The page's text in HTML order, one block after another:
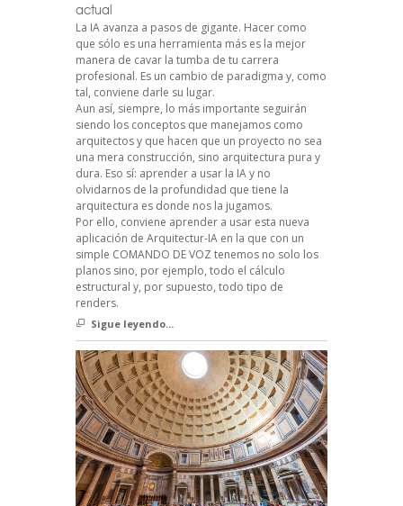
actual
La IA avanza a pasos de gigante. Hacer como
que sólo es una herramienta más es la mejor
manera de cavar la tumba de tu carrera
profesional. Es un cambio de paradigma y, como
tal, conviene darle su lugar.
Aun así, siempre, lo más importante seguirán
siendo los conceptos que manejamos como
arquitectos y que hacen que un proyecto no sea
una mera construcción, sino arquitectura pura y
dura. Eso sí: aprender a usar la IA y no
olvidarnos de la profundidad que tiene la
arquitectura es donde nos la jugamos.
Por ello, conviene aprender a usar esta nueva
aplicación de Arquitectur-IA en la que con un
simple COMANDO DE VOZ tenemos no solo los
planos sino, por ejemplo, todo el cálculo
estructural y, por supuesto, todo tipo de
renders.
Sigue leyendo...